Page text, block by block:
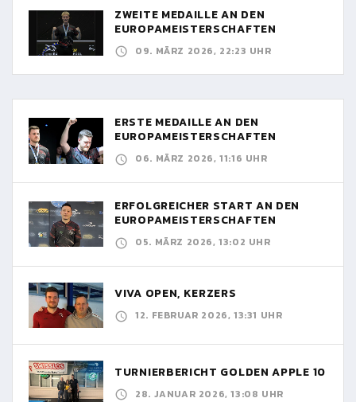
ZWEITE MEDAILLE AN DEN
EUROPAMEISTERSCHAFTEN
09. MÄRZ 2026, 22:23 UHR
ERSTE MEDAILLE AN DEN
EUROPAMEISTERSCHAFTEN
06. MÄRZ 2026, 11:16 UHR
ERFOLGREICHER START AN DEN
EUROPAMEISTERSCHAFTEN
05. MÄRZ 2026, 13:02 UHR
VIVA OPEN, KERZERS
12. FEBRUAR 2026, 13:31 UHR
TURNIERBERICHT GOLDEN APPLE 10
28. JANUAR 2026, 13:08 UHR